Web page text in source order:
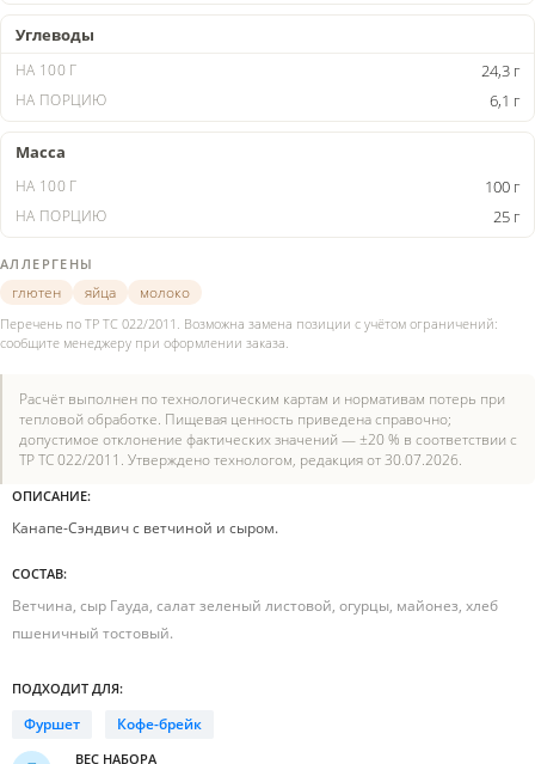
Углеводы
24,3 г
6,1 г
Масса
100 г
25 г
АЛЛЕРГЕНЫ
глютен
яйца
молоко
Перечень по ТР ТС 022/2011. Возможна замена позиции с учётом ограничений:
сообщите менеджеру при оформлении заказа.
Расчёт выполнен по технологическим картам и нормативам потерь при
тепловой обработке. Пищевая ценность приведена справочно;
допустимое отклонение фактических значений — ±20 % в соответствии с
ТР ТС 022/2011. Утверждено технологом, редакция от 30.07.2026.
ОПИСАНИЕ:
Канапе-Сэндвич с ветчиной и сыром.
СОСТАВ:
Ветчина, сыр Гауда, салат зеленый листовой, огурцы, майонез, хлеб
пшеничный тостовый.
ПОДХОДИТ ДЛЯ:
Фуршет Кофе-брейк
ВЕС НАБОРА